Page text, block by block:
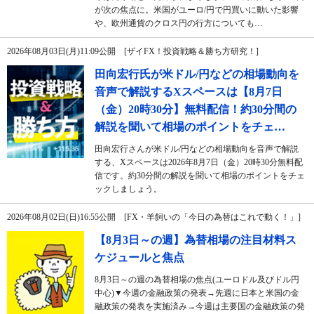
が次の焦点に。米国がユーロ/円で円買いに動いた影響
や、欧州通貨のクロス円の行方についても…
2026年08月03日(月)11:09公開 [ザイFX！投資戦略＆勝ち方研究！]
田向宏行氏が米ドル/円などの相場動向を
音声で解説するXスペースは【8月7日
（金）20時30分】無料配信！約30分間の
解説を聞いて相場のポイントをチェ…
田向宏行さんが米ドル/円などの相場動向を音声で解説
する、Xスペースは2026年8月7日（金）20時30分無料配
信です。約30分間の解説を聞いて相場のポイントをチェ
ックしましょう。
2026年08月02日(日)16:55公開 [FX・羊飼いの「今日の為替はこれで動く！」]
【8月3日～の週】為替相場の注目材料ス
ケジュールと焦点
8月3日～の週の為替相場の焦点(ユーロドル及びドル円
中心)▼今週の金融政策の発表→先週に日本と米国の金
融政策の発表を実施済み→今週は主要国の金融政策の発